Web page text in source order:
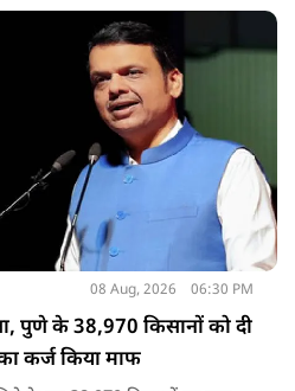
की शांति और सुरक्षा से खिलवाड़
08 Aug, 2026 06:30 PM
पुणे के 38,970 किसानों को दी
कर्ज किया माफ